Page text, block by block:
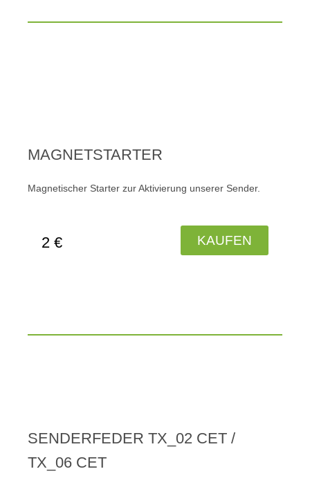
MAGNETSTARTER
Magnetischer Starter zur Aktivierung unserer Sender.
2 € KAUFEN
SENDERFEDER TX_02 CET /
TX_06 CET